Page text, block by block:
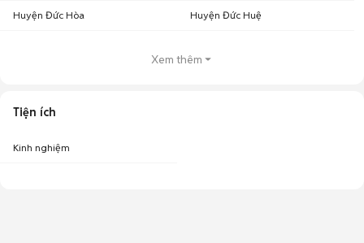
Huyện Đức Hòa Huyện Đức Huệ
Xem thêm
Tiện ích
Kinh nghiệm